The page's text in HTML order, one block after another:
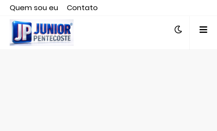
Quem sou eu
Contato
Editor responsável, jornalista Clovis Almeida.